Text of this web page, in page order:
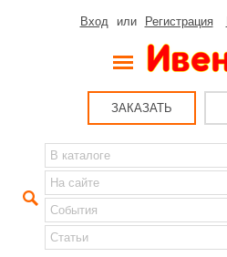
Вход или Регистрация
ЗАКАЗАТЬ